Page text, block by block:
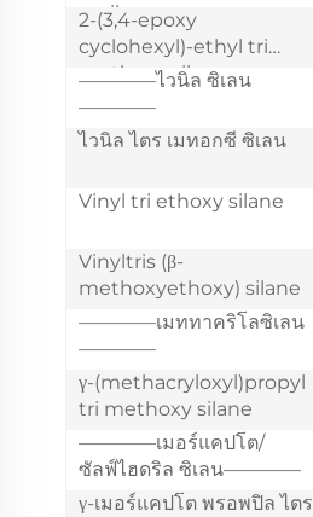
xysilane
2-(3,4-epoxy
cyclohexyl)-ethyl tri
methoxy silane
————ไวนิล ซิเลน
————
ไวนิล ไตร เมทอกซี ซิเลน
Vinyl tri ethoxy silane
Vinyltris (β-
methoxyethoxy) silane
————เมททาคริโลซิเลน
————
γ-(methacryloxyl)propyl
tri methoxy silane
————เมอร์แคปโต/
ซัลฟ์ไฮดริล ซิเลน————
γ-เมอร์แคปโต พรอพปิล ไตร